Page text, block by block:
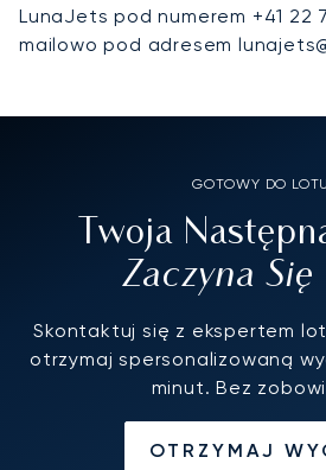
LunaJets pod numerem +41 22
mailowo pod adresem
GOTOWY DO
Twoja
Zaczyna
Skontaktuj się z ekspertem
otrzymaj spersonalizowaną
minut. Bez
OTRZYMAJ